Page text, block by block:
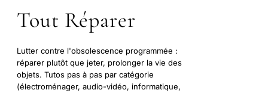
Tout Réparer
Lutter contre l'obsolescence programmée :
réparer plutôt que jeter, prolonger la vie des
objets. Tutos pas à pas par catégorie
(électroménager, audio-vidéo, informatique,